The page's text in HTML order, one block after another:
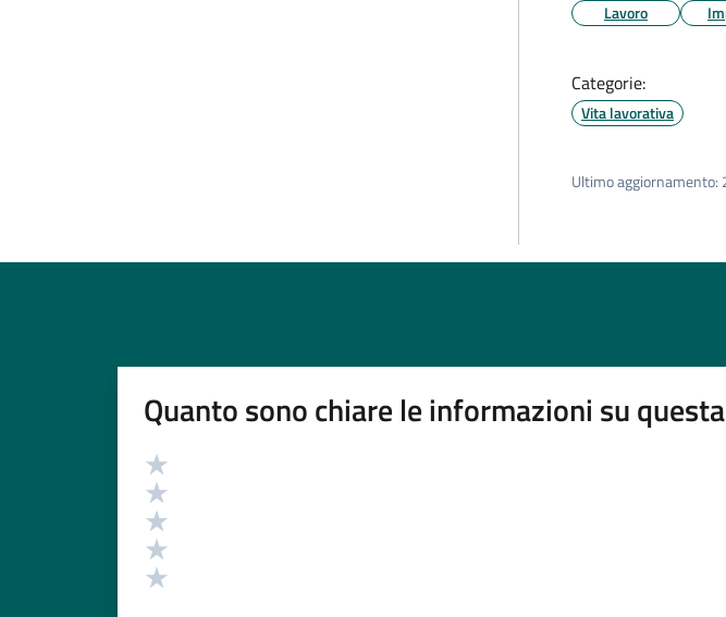
Lavoro
Categorie:
Vita lavorativa
Ultimo aggiornamento:
Quanto sono chiare le informazioni su
Valutazione